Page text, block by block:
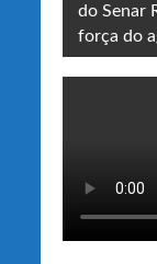
do Senar
força do